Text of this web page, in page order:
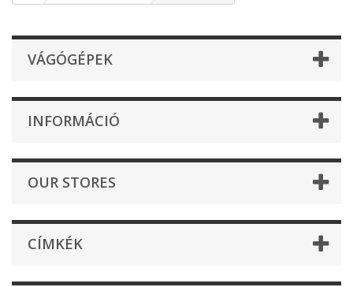
VÁGÓGÉPEK
INFORMÁCIÓ
OUR STORES
CÍMKÉK